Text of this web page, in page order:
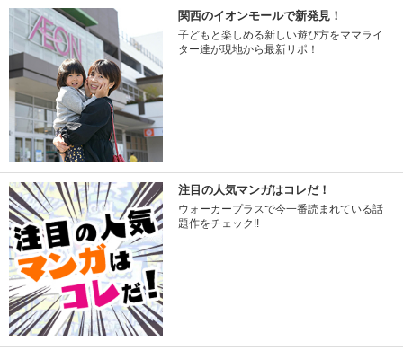
関西のイオンモールで新発見！
子どもと楽しめる新しい遊び方をママライ
ター達が現地から最新リポ！
注目の人気マンガはコレだ！
ウォーカープラスで今一番読まれている話
題作をチェック!!